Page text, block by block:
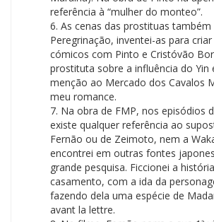
referência à “mulher do monteo”.
6. As cenas das prostituas
Peregrinação, inventei-as para
cómicos com Pinto e Cristóvão
prostituta sobre a influência do Yin
menção ao Mercado dos Cavalos
meu romance.
7. Na obra de FMP, nos episódios
existe qualquer referência ao
Fernão ou de Zeimoto, nem a
encontrei em outras fontes
grande pesquisa. Ficcionei a
casamento, com a ida da
fazendo dela uma espécie de
avant la lettre.